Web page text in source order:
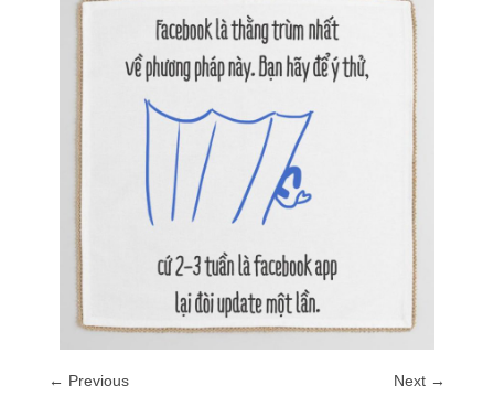
← Previous
Next →